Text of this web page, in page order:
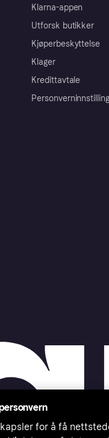
Klarna-appen
Utforsk butikker
Kjøperbeskyttelse
Klager
Kredittavtale
for å få